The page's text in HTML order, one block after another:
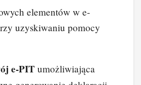
elementów w e-
uzyskiwaniu pomocy
e-PITumożliwiająca